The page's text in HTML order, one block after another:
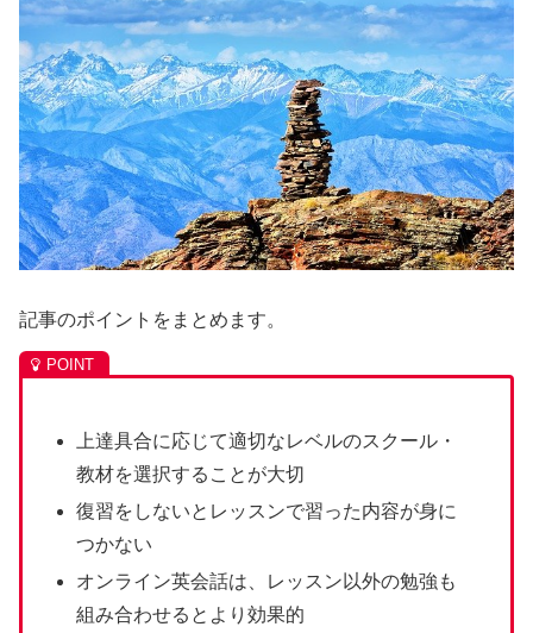
記事のポイントをまとめます。
上達具合に応じて適切なレベルのスクール・
教材を選択することが大切
復習をしないとレッスンで習った内容が身に
つかない
オンライン英会話は、レッスン以外の勉強も
組み合わせるとより効果的